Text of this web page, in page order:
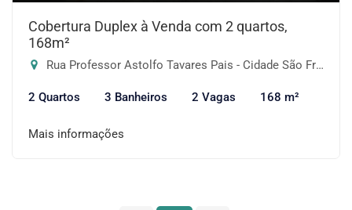
Cobertura Duplex à Venda com 2 quartos,
168m²
Rua Professor Astolfo Tavares Pais - Cidade São Francisco, São Paulo-SP
2 Quartos 3 Banheiros 2 Vagas 168 m²
Mais informações